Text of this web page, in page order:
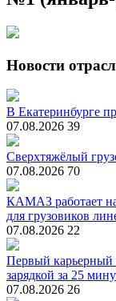
Новости
В Екатеринбурге
07.08.2026 39
Сверхтяжёлый
07.08.2026 70
КАМАЗ работает
для грузовиков
07.08.2026 22
Первый карьерный
зарядкой за 25
07.08.2026 26